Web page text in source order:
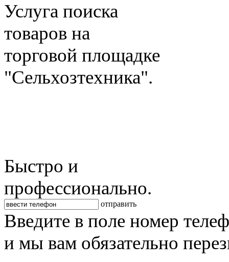
Услуга поиска
товаров на
торговой площадке
"Сельхозтехника".
Быстро и
профессионально.
отправить
Введите в поле номер
и мы вам обязательно